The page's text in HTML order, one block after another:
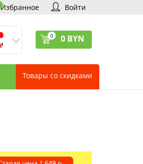
Избранное Войти
0 0 BYN
Товары со скидками